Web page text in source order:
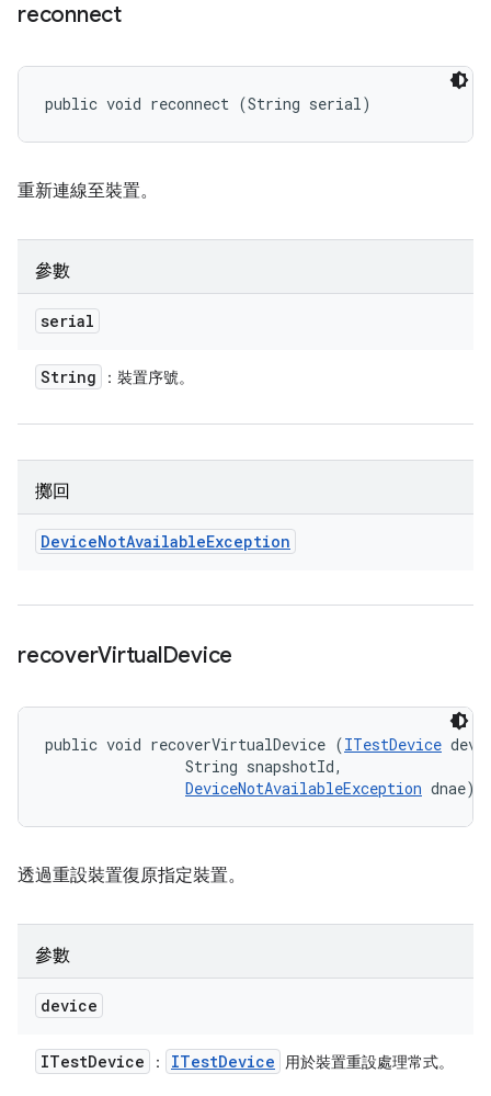
reconnect
public void reconnect (String serial)
重新連線至裝置。
參數
serial
String ：裝置序號。
擲回
DeviceNotAvailableException
recoverVirtualDevice
public void recoverVirtualDevice (ITestDevice
                String snapshotId,
DeviceNotAvailableException dnae)
透過重設裝置復原指定裝置。
參數
device
ITestDevice ： ITestDevice 用於裝置重設處理常式。